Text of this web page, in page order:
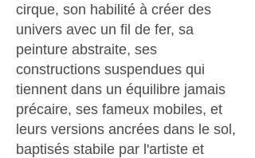
cirque, son habilité à créer des
univers avec un fil de fer, sa
peinture abstraite, ses
constructions suspendues qui
tiennent dans un équilibre jamais
précaire, ses fameux mobiles, et
leurs versions ancrées dans le sol,
baptisés stabile par l'artiste et